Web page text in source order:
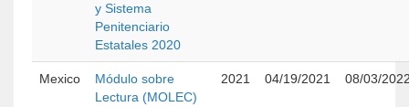
y Sistema
Penitenciario
Estatales 2020
Mexico
Módulo sobre
Lectura (MOLEC)
2021 04/19/2021 08/03/